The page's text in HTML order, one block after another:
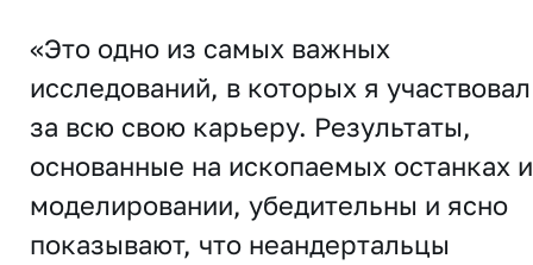
«Это одно из самых важных
исследований, в которых я участвовал
за всю свою карьеру. Результаты,
основанные на ископаемых останках и
моделировании, убедительны и ясно
показывают, что неандертальцы